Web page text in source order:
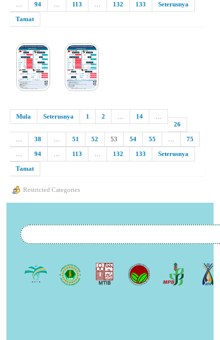
…
94 … 113 … 132 133
Seterusnya
Tamat
Mula Seterusnya 1 2 … 14
…
26
…
38 … 51 52 53 54 55 …
75
…
94 … 113 … 132 133
Seterusnya
Tamat
Restricted Categories